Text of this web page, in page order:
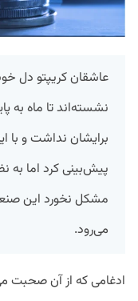
عاشقان کریپتو دل
نشسته‌اند تا ماه به
برایشان نداشت و با
پیش‌بینی کرد اما به
مشکل نخورد این
می‌رود.
ادغامی که از آن صحبت